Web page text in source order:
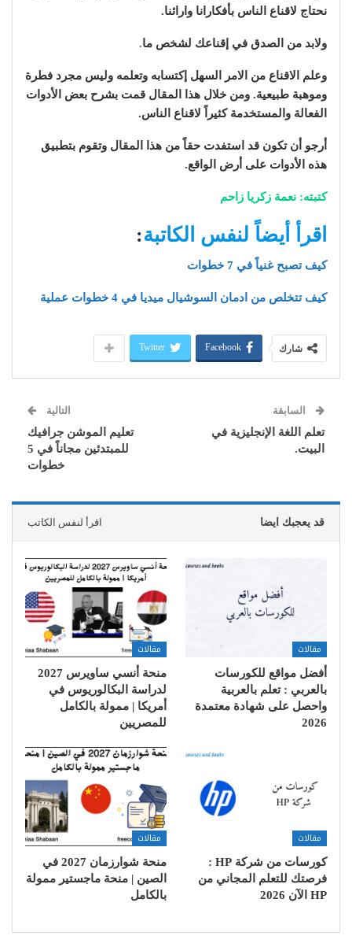
نحتاج لاقناع الناس بأفكارانا وارائنا.
ولابد من الصدق في إقناعك لشخص ما.
وعلم الاقناع من الامر السهل إكتسابه وتعلمه وليس مجرد فطرة
وموهبة طبيعية. ومن خلال هذا المقال قمت بشرح بعض الأدوات
الفعالة والمستخدمة كثيراً لاقناع الناس.
أرجو أن تكون قد استفدت حقاً من هذا المقال وتقوم بتطبيق
هذه الأدوات على أرض الواقع.
كتبته: نعمة زكريا زاحم
اقرأ أيضاً لنفس الكاتبة:
كيف تصبح غنياً في 7 خطوات
كيف تتخلص من ادمان السوشيال ميديا في 4 خطوات عملية
شارك Facebook
Twitter
السابقة
تعلم اللغة الإنجليزية في
البيت.
التالية
تعليم الموشن جرافيك
للمبتدئين مجاناً في 5
خطوات
قد يعجبك ايضا اقرأ لنفس الكاتب
مقالات
أفضل مواقع للكورسات
بالعربي : تعلم بالعربية
واحصل على شهادة معتمدة
2026
مقالات
منحة أنسي ساويرس 2027
لدراسة البكالوريوس في
أمريكا | ممولة بالكامل
للمصريين
مقالات
كورسات من شركة HP :
فرصتك للتعلم المجاني من
HP الآن 2026
مقالات
منحة شوارزمان 2027 في
الصين | منحة ماجستير ممولة
بالكامل